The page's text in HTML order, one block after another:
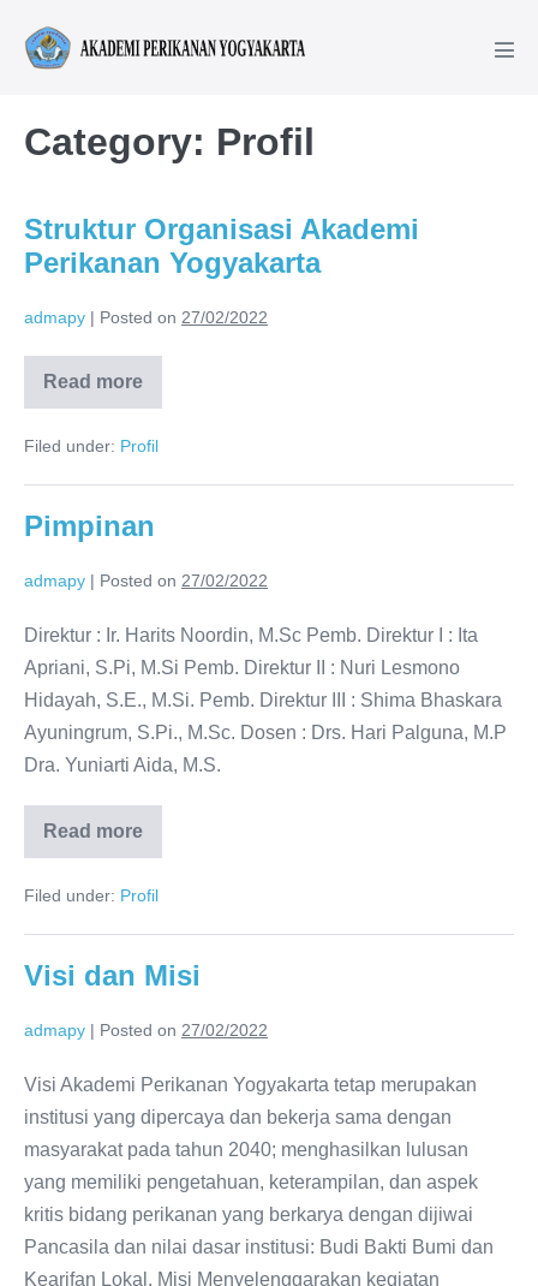
Category: Profil
Struktur Organisasi Akademi
Perikanan Yogyakarta
admapy | Posted on 27/02/2022
Read more
Filed under: Profil
Pimpinan
admapy | Posted on 27/02/2022
Direktur : Ir. Harits Noordin, M.Sc Pemb. Direktur I : Ita
Apriani, S.Pi, M.Si Pemb. Direktur II : Nuri Lesmono
Hidayah, S.E., M.Si. Pemb. Direktur III : Shima Bhaskara
Ayuningrum, S.Pi., M.Sc. Dosen : Drs. Hari Palguna, M.P
Dra. Yuniarti Aida, M.S.
Read more
Filed under: Profil
Visi dan Misi
admapy | Posted on 27/02/2022
Visi Akademi Perikanan Yogyakarta tetap merupakan
institusi yang dipercaya dan bekerja sama dengan
masyarakat pada tahun 2040; menghasilkan lulusan
yang memiliki pengetahuan, keterampilan, dan aspek
kritis bidang perikanan yang berkarya dengan dijiwai
Pancasila dan nilai dasar institusi: Budi Bakti Bumi dan
Kearifan Lokal. Misi Menyelenggarakan kegiatan